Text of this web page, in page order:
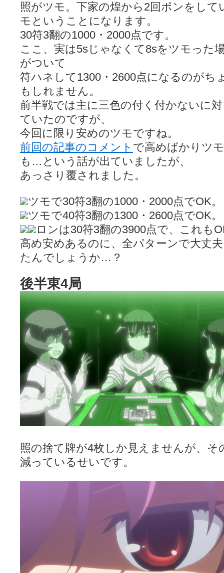
照がツモ。下家の煌から2回ポンをして
モということになります。
30符3翻の1000・2000点です。
ここ、実は5sじゃなくて8sをツモった
がついて
符ハネして1300・2600点になるのがち
もしれません。
前半戦では主に三色の付く付かないに
ていたのですが、
今回に限り安めのツモですね。
前回の記事のコメント で高めばかりツ
も…という話が出ていましたが、
あっさり覆されました。
ツモで30符3翻の1000・2000点でOK。
ツモで40符3翻の1300・2600点でOK。
ロンは30符3翻の3900点で、これも
高め安めあるのに、全パターンで大丈
たんでしょうか…？
後半東4局
照の捨て牌が4枚しか見えませんが、そ
減っているせいです。